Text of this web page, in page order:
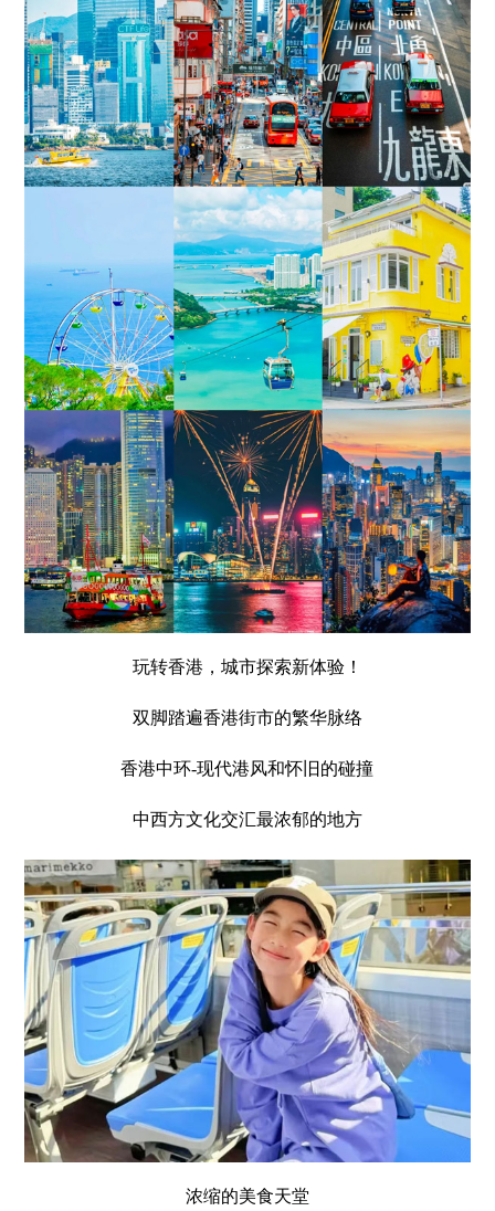
玩转香港，城市探索新体验！
双脚踏遍香港街市的繁华脉络
香港中环-现代港风和怀旧的碰撞
中西方文化交汇最浓郁的地方
浓缩的美食天堂